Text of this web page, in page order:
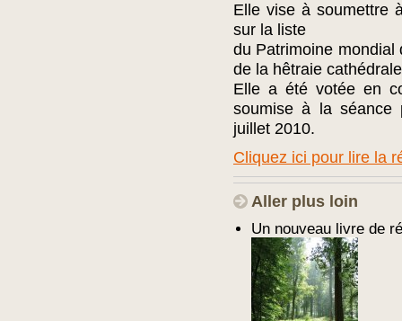
Elle vise à soumettre
sur la liste
du Patrimoine mondial
de la hêtraie
Elle a été votée en
soumise à la séance
juillet 2010.
Cliquez ici pour lire la
Aller plus loin
Un nouveau livre de